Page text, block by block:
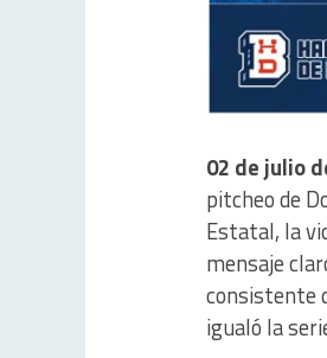
02 de julio
pitcheo de
Estatal, la
mensaje
consistente
igualó la